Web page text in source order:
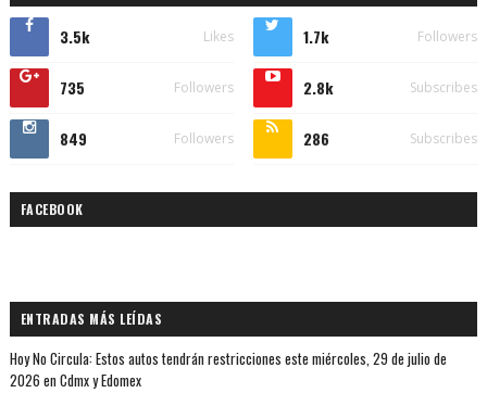
3.5k Likes 1.7k Followers
735 Followers 2.8k Subscribes
849 Followers 286 Subscribes
FACEBOOK
ENTRADAS MÁS LEÍDAS
Hoy No Circula: Estos autos tendrán restricciones este miércoles, 29 de julio de
2026 en Cdmx y Edomex